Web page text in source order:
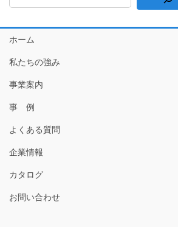
ホーム
私たちの強み
事業案内
事 例
よくある質問
企業情報
カタログ
お問い合わせ